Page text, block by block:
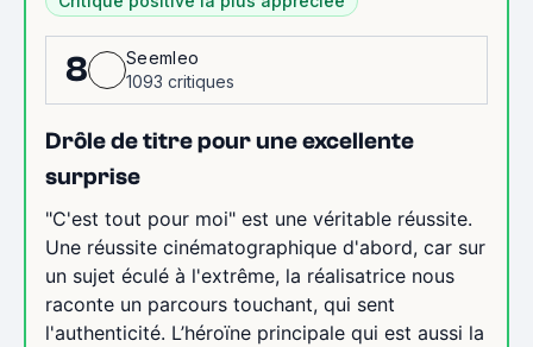
8
Seemleo
1093 critiques
Drôle de titre pour une excellente
surprise
"C'est tout pour moi" est une véritable réussite.
Une réussite cinématographique d'abord, car sur
un sujet éculé à l'extrême, la réalisatrice nous
raconte un parcours touchant, qui sent
l'authenticité. L’héroïne principale qui est aussi la